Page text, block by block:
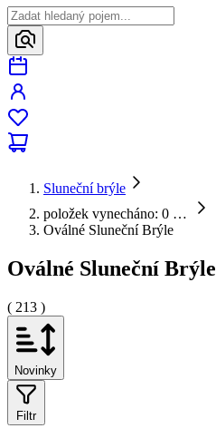
Sluneční brýle
položek vynecháno: 0 …
Oválné Sluneční Brýle
Oválné Sluneční Brýle
( 213 )
Novinky
Filtr